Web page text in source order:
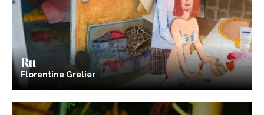
Ru
Florentine Grelier